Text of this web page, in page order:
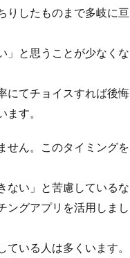
りしたものまで多岐に亘
」と思うことが少なくな
にてチョイスすれば後悔
す。
せん。このタイミングを
ない」と苦慮しているな
ングアプリを活用しまし
いる人は多くいます。